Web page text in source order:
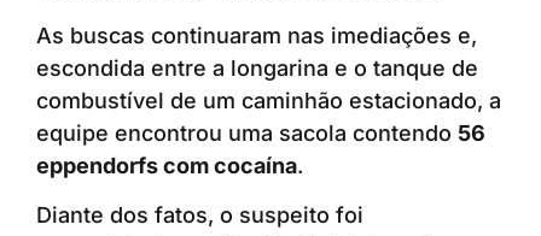
As buscas continuaram nas imediações e,
escondida entre a longarina e o tanque de
combustível de um caminhão estacionado, a
equipe encontrou uma sacola contendo 56
eppendorfs com cocaína.
Diante dos fatos, o suspeito foi